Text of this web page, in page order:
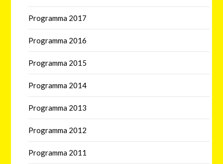
Programma 2017
Programma 2016
Programma 2015
Programma 2014
Programma 2013
Programma 2012
Programma 2011